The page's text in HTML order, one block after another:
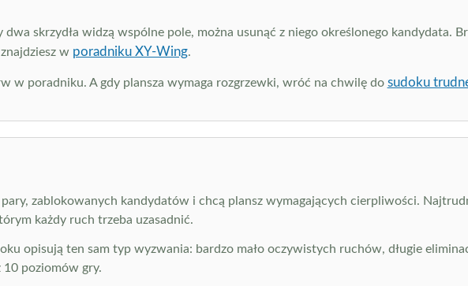
skrzydła widzą wspólne pole, można usunąć z niego określonego kandydata.
w poradniku XY-Wing.
w poradniku. A gdy plansza wymaga rozgrzewki, wróć na chwilę do sudoku
zablokowanych kandydatów i chcą plansz wymagających cierpliwości.
każdy ruch trzeba uzasadnić.
opisują ten sam typ wyzwania: bardzo mało oczywistych ruchów, długie
poziomów gry.